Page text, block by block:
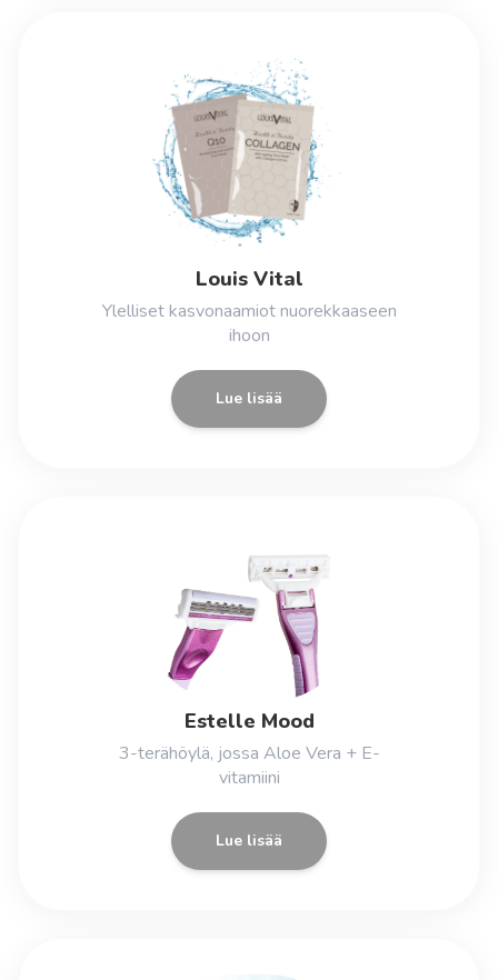
Louis Vital
Ylelliset kasvonaamiot nuorekkaaseen
ihoon
Lue lisää
Estelle Mood
3-terähöylä, jossa Aloe Vera + E-
vitamiini
Lue lisää